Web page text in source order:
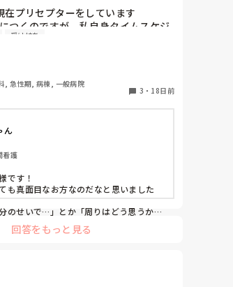
在プリセプターをしています
つくのですが、私自身タイムスケジ
でいつも仕事が遅く、新人の頃から
、自分の受け持ちの予定と新人の予
らタイムスケジュールを組み立てられ
りがぎりぎりで帰りも遅いです。自
かと怖くなります。また、教えてい
てきたことや知識・技術に自信が無
状態です。先日は初歩的なミスも連
ました。全く戦力にならないため、
われてるのではないかと考えてしま
ります。3年目になるのにこんな状態
方がいいのではないかと考えてしま
プターの役割は全うしたいと思って
受け持ち
, 急性期, 病棟, 一般病院
3 ・ 18日前
ん
看護
です！
も真面目なお方なのだなと思いました
のせいで…」とか「周りはどう思うか
しまうタイプなので、気持ちは分かりま
人を育てるという立場を利用して、自分
す。
回答をもっと見る